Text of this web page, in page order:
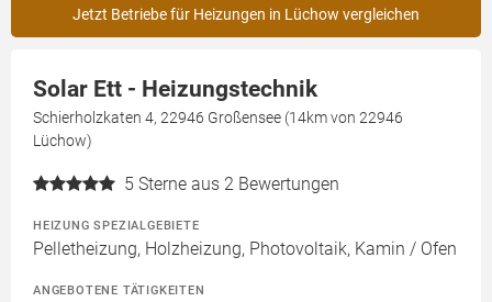
Jetzt Betriebe für Heizungen in Lüchow vergleichen
Solar Ett - Heizungstechnik
Schierholzkaten 4, 22946 Großensee (14km von 22946
Lüchow)
5 Sterne aus 2 Bewertungen
HEIZUNG SPEZIALGEBIETE
Pelletheizung, Holzheizung, Photovoltaik, Kamin / Ofen
ANGEBOTENE TÄTIGKEITEN